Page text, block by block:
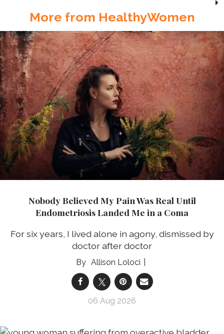
More from HealthyWomen
Nobody Believed My Pain Was Real Until
Endometriosis Landed Me in a Coma
For six years, I lived alone in agony, dismissed by
doctor after doctor
Allison Loloci
06 Aug 2026